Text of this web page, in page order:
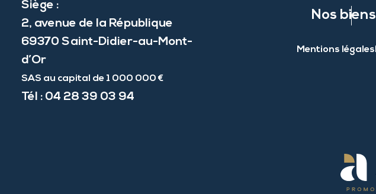
Siège :
2, avenue de la République
69370 Saint-Didier-au-Mont-
d’Or
SAS au capital de 1 000 000 €
Tél : 04 28 39 03 94
Nos biens
Mentions légales